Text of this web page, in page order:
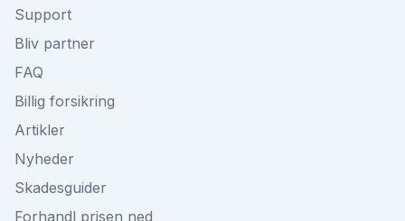
Support
Bliv partner
FAQ
Billig forsikring
Artikler
Nyheder
Skadesguider
Forhandl prisen ned